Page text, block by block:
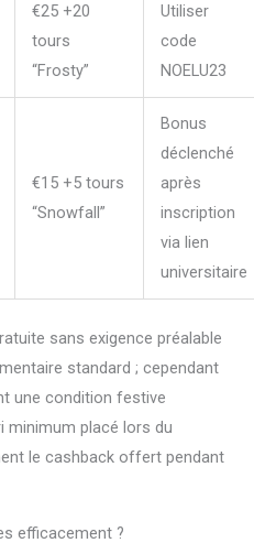
€25 +20
tours
“Frosty”
Utiliser
code
NOELU23
€15 +5 tours
“Snowfall”
Bonus
déclenché
après
inscription
via lien
universitaire
sans exigence préalable
standard ; cependant
une condition festive
minimum placé lors du
le cashback offert pendant
efficacement ?